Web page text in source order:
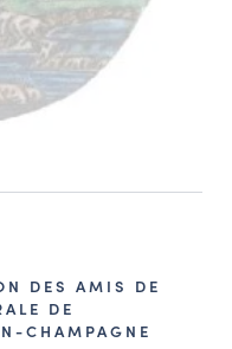
DES AMIS DE
DE
CHAMPAGNE